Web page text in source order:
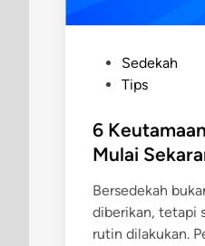
t
e
i
n
Sedekah
Tips
6
Mulai
Bersedekah
diberikan, tetapi
rutin dilakukan.